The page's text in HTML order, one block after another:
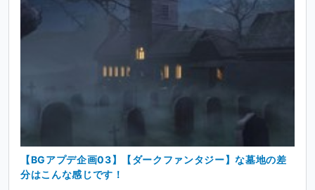
【BGアプデ企画03】【ダークファンタジー】な墓地の差
分はこんな感じです！